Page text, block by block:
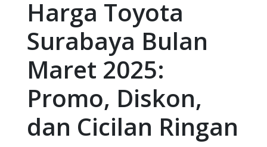
Harga Toyota
Surabaya Bulan
Maret 2025:
Promo, Diskon,
dan Cicilan Ringan